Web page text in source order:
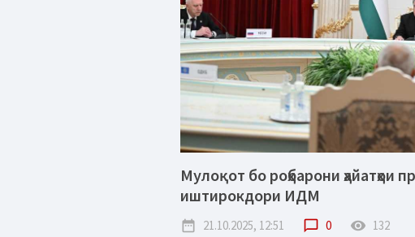
Мулоқот бо роҳбарони ҳайатҳои
иштирокдори ИДМ
date_range 21.10.2025, 12:51 chat_bubble_outline 0 remove_red_eye 132